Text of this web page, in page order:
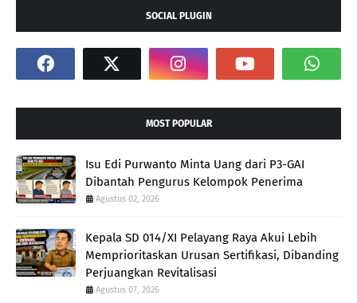
SOCIAL PLUGIN
MOST POPULAR
Isu Edi Purwanto Minta Uang dari P3-GAI
Dibantah Pengurus Kelompok Penerima
Agustus 02, 2026
Kepala SD 014/XI Pelayang Raya Akui Lebih
Memprioritaskan Urusan Sertifikasi, Dibanding
Perjuangkan Revitalisasi
Agustus 07, 2026